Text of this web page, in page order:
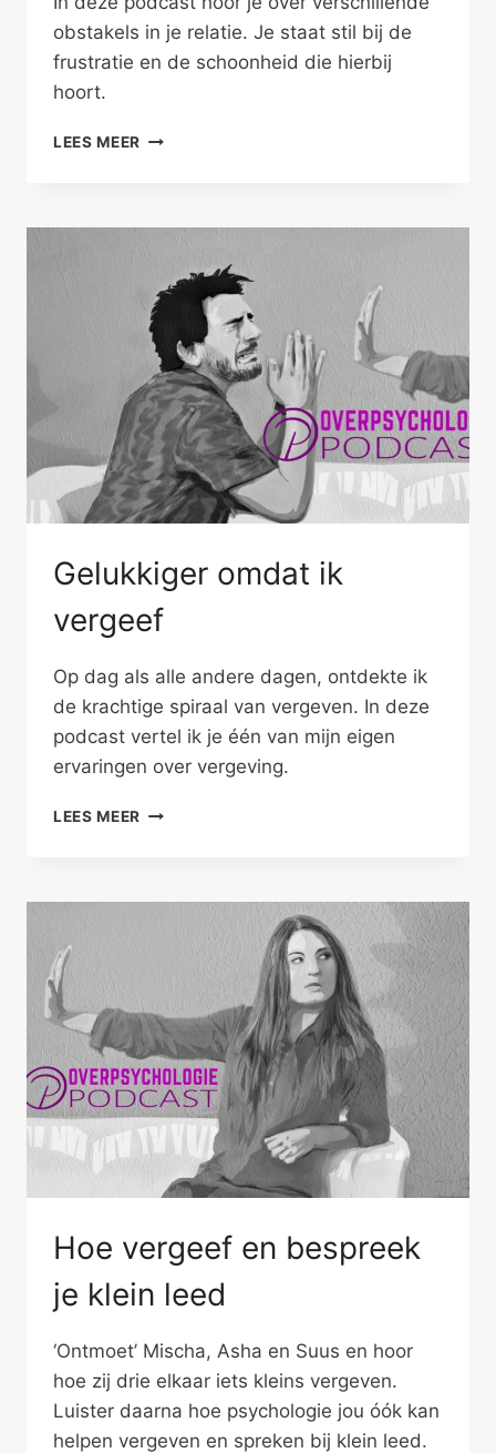
obstakels in je relatie. Je staat stil bij de
frustratie en de schoonheid die hierbij
hoort.
LEES MEER WAT
JOU
PARTNER?
Gelukkiger omdat ik
vergeef
Op dag als alle andere dagen, ontdekte ik
de krachtige spiraal van vergeven. In deze
podcast vertel ik je één van mijn eigen
ervaringen over vergeving.
LEES MEER GELUKKIGER
Hoe vergeef en bespreek
je klein leed
‘Ontmoet’ Mischa, Asha en Suus en hoor
hoe zij drie elkaar iets kleins vergeven.
Luister daarna hoe psychologie jou óók kan
helpen vergeven en spreken bij klein leed.